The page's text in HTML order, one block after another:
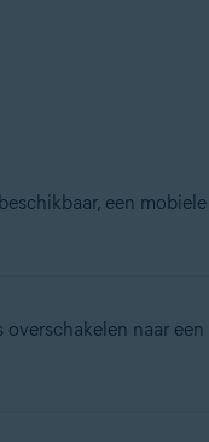
een
naar